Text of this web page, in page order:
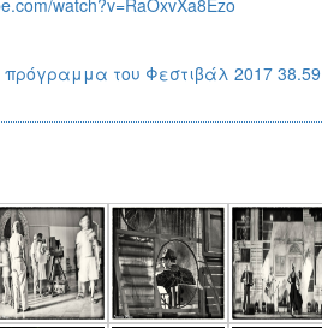
watch?v=RaOxvXa8Ezo
του Φεστιβάλ 2017 38.59